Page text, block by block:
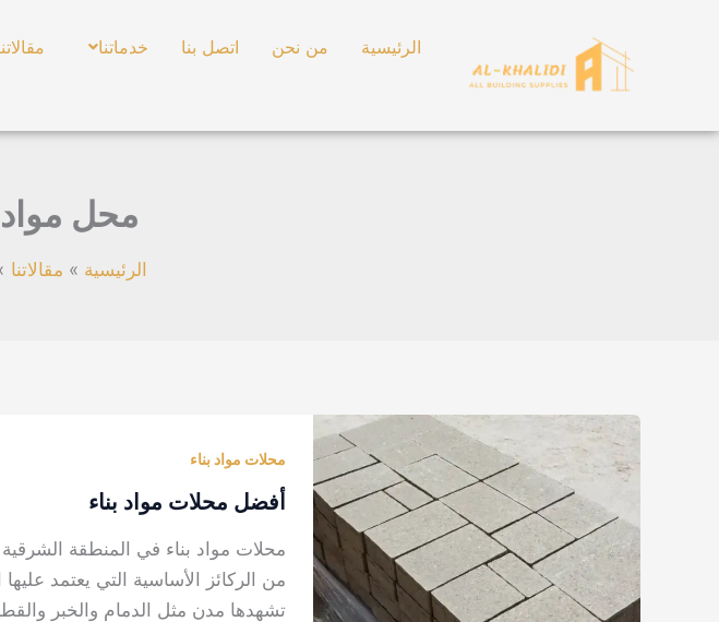
الرئيسية من نحن اتصل بنا خدماتنا
محل مواد
الرئيسية مقالاتنا
محلات مواد بناء
أفضل محلات مواد بناء
محلات مواد بناء في المنطقة
من الركائز الأساسية التي يعتمد
تشهدها مدن مثل الدمام والخبر
محلات
مواد